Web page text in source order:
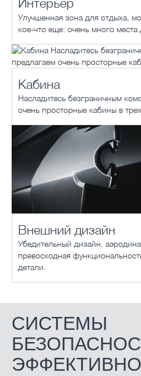
Улучшенная зона для отдыха,
кое-что еще: очень много места
Кабина
Насладитесь безграничным
очень просторные кабины в
Внешний дизайн
Убедительный дизайн,
превосходная
детали.
СИСТЕМЫ